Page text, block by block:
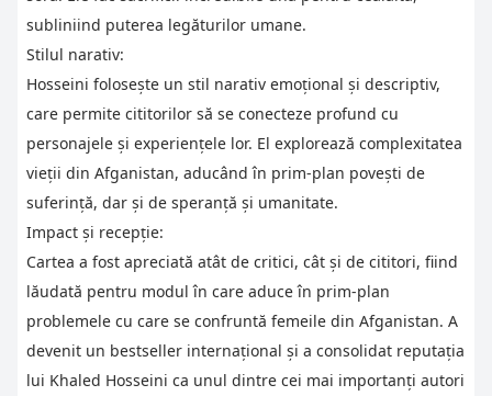
subliniind puterea legăturilor umane.
Stilul narativ:
Hosseini folosește un stil narativ emoțional și descriptiv,
care permite cititorilor să se conecteze profund cu
personajele și experiențele lor. El explorează complexitatea
vieții din Afganistan, aducând în prim-plan povești de
suferință, dar și de speranță și umanitate.
Impact și recepție:
Cartea a fost apreciată atât de critici, cât și de cititori, fiind
lăudată pentru modul în care aduce în prim-plan
problemele cu care se confruntă femeile din Afganistan. A
devenit un bestseller internațional și a consolidat reputația
lui Khaled Hosseini ca unul dintre cei mai importanți autori